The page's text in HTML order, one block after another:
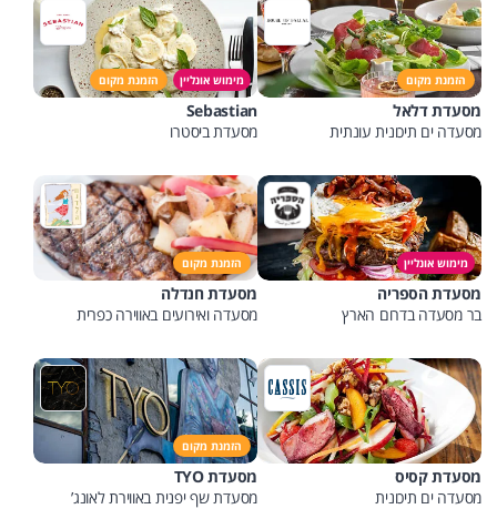
הזמנת מקום
מסעדת דלאל
מסעדה ים תיכונית עונתית
מימוש אונליין הזמנת מקום
Sebastian
מסעדת ביסטרו
מימוש אונליין
מסעדת הספריה
בר מסעדה בדרום הארץ
הזמנת מקום
מסעדת חנדלה
מסעדה ואירועים באווירה כפרית
מסעדת קסיס
מסעדה ים תיכונית
הזמנת מקום
מסעדת TYO
מסעדת שף יפנית באווירת לאונג’